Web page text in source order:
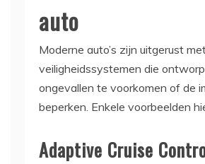
auto
Moderne auto’s zijn uitgerust
veiligheidssystemen die
ongevallen te voorkomen of de
beperken. Enkele voorbeelden
Adaptive Cruise